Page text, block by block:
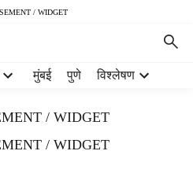
/ WIDGET
मुंबई पुणे विश्लेषण
/ WIDGET
/ WIDGET